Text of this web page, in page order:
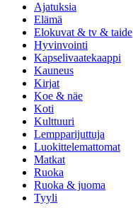
Ajatuksia
Elämä
Elokuvat & tv & taide
Hyvinvointi
Kapselivaatekaappi
Kauneus
Kirjat
Koe & näe
Koti
Kulttuuri
Lempparijuttuja
Luokittelemattomat
Matkat
Ruoka
Ruoka & juoma
Tyyli